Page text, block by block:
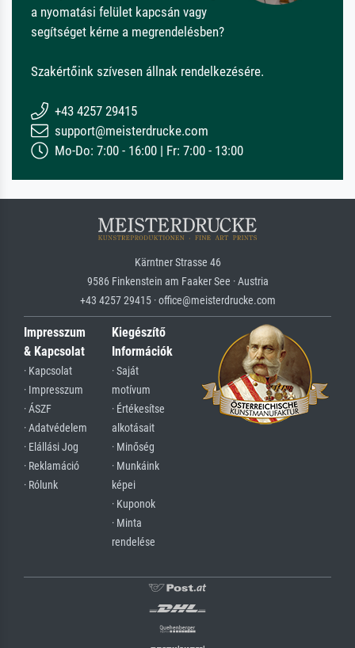
a nyomatási felület kapcsán vagy
segítséget kérne a megrendelésben?
Szakértőink szívesen állnak rendelkezésére.
+43 4257 29415
support@meisterdrucke.com
Mo-Do: 7:00 - 16:00 | Fr: 7:00 - 13:00
Kärntner Strasse 46
9586 Finkenstein am Faaker See · Austria
+43 4257 29415 · office@meisterdrucke.com
Impresszum
& Kapcsolat
· Kapcsolat
· Impresszum
· ÁSZF
· Adatvédelem
· Elállási Jog
· Reklamáció
· Rólunk
Kiegészítő
Információk
· Saját
motívum
· Értékesítse
alkotásait
· Minőség
· Munkáink
képei
· Kuponok
· Minta
rendelése